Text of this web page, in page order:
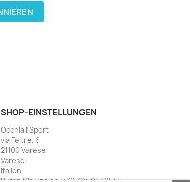
SHOP-EINSTELLUNGEN
Occhiali Sport
via Feltre, 6
21100 Varese
Varese
Italien